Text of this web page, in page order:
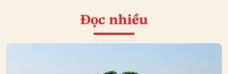
Đọc nhiều